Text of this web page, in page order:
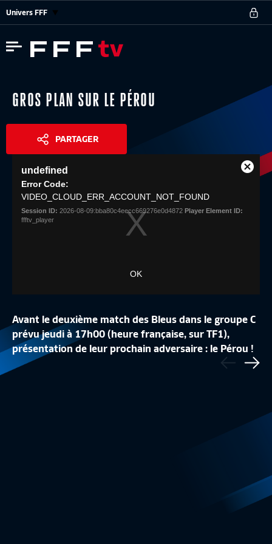
Univers FFF
GROS PLAN SUR LE PÉROU
PARTAGER
Share
modal
undefined
Error Code:
VIDEO_CLOUD_ERR_ACCOUNT_NOT_FOUND
Session ID: 2026-08-09:bba80c4eecc669276e0d4872 Player Element ID:
ffftv_player
OK
Close
Avant le deuxième match des Bleus dans le groupe C
prévu jeudi à 17h00 (heure française, sur TF1),
présentation de leur prochain adversaire : le Pérou !
Précédent
LA LISTE DES 24 BLEUES
LA CONFÉRENCE
REPLAY